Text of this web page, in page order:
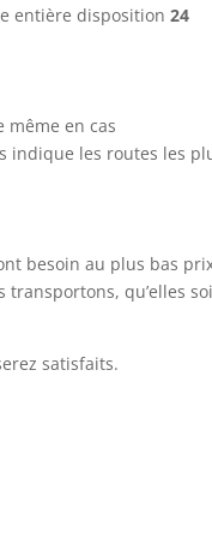
entière disposition 24
même en cas
indique les routes les
besoin au plus bas
qu’elles
satisfaits.